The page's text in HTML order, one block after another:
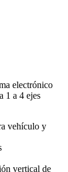
electrónico
1 a 4 ejes
vehículo y
vertical de